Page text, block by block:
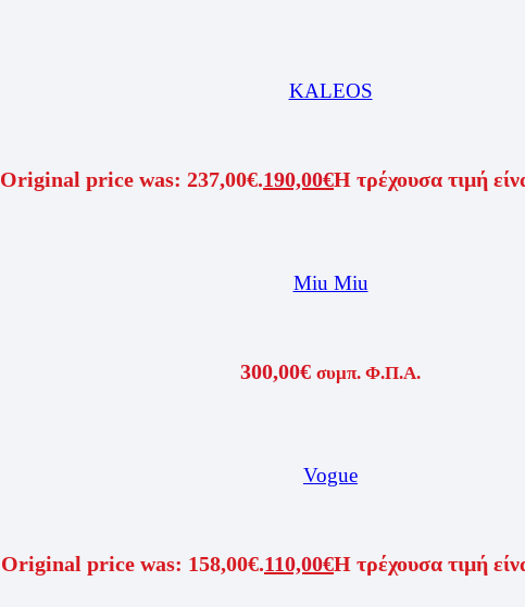
KALEOS
Original price was: 237,00€.190,00€Η τρέχουσα τιμή
Miu Miu
300,00€ συμπ. Φ.Π.Α.
Vogue
Original price was: 158,00€.110,00€Η τρέχουσα τιμή